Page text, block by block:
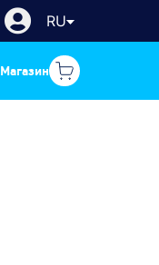
RU
Магазин